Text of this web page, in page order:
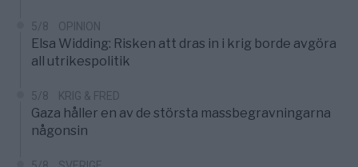
5/8 OPINION
Elsa Widding: Risken att dras in i krig borde avgöra
all utrikespolitik
5/8 KRIG & FRED
Gaza håller en av de största massbegravningarna
någonsin